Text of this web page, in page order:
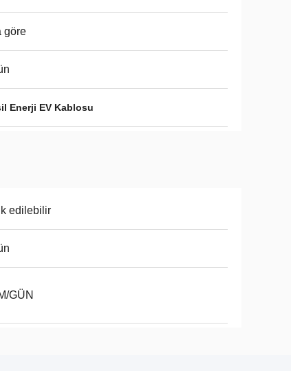
göre
Enerji EV Kablosu
edilebilir
GÜN